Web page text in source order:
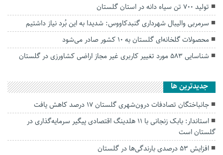
تولید ۷۰۰ تن سیاه دانه در استان گلستان
سرمربی والیبال شهرداری گنبدکاووس: شدیدا به این بُرد نیاز داشتیم
محصولات گلخانه‌ای گلستان به ۱۰ کشور صادر می‌شود
شناسایی ۵۸۳ مورد تغییر کاربری غیر مجاز اراضی کشاورزی در گلستان
جديدترين ها
جانباختگان تصادفات درون‌شهری گلستان ۱۷ درصد کاهش یافت
استاندار: بابک زنجانی با ۱۱ هلدینگ اقتصادی پیگیر سرمایه‌گذاری در
گلستان است
افزایش ۵۳ درصدی بارندگی‌ها در گلستان